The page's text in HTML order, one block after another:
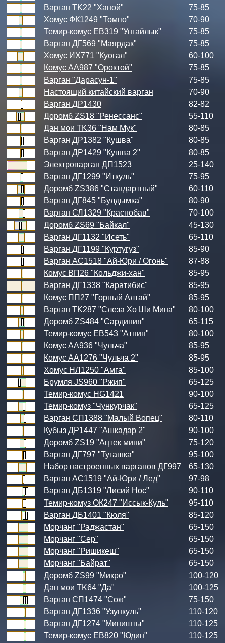
Варган TK22 "Ханой"
75-85
Хомус ФК1249 "Томпо"
70-90
Темир-комус ЕВ319 "Унгайлык"
75-85
Варган ДГ569 "Маярдак"
75-85
Хомус ИХ771 "Куогал"
60-100
Комус АА987 "Ороктой"
75-85
Варган "Дарасун-1"
75-85
Настоящий китайский варган
70-90
Варган ДР1430
82-82
Доромб ZS18 "Ренессанс"
55-110
Дан мои TK36 "Нам Мук"
80-85
Варган ДР1382 "Кушва"
80-85
Варган ДР1429 "Кушва 2"
80-85
Электроварган ДП1523
25-140
Варган ДГ1299 "Иткуль"
75-95
Доромб ZS386 "Стандартный"
60-110
Варган ДГ845 "Булдымка"
80-90
Варган СЛ1329 "Краснобав"
70-100
Доромб ZS69 "Байкал"
45-130
Варган ДГ1132 "Исеть"
65-110
Варган ДГ1199 "Куртугуз"
85-90
Варган АС1518 "Ай-Юри / Огонь"
87-88
Комус ВП26 "Кольджи-хан"
85-95
Варган ДГ1338 "Каратибис"
85-95
Комус ПП27 "Горный Алтай"
85-95
Варган TK287 "Слеза Хо Ши Мина"
80-100
Доромб ZS484 "Сардиния"
65-115
Темир-комус ЕВ543 "Атнин"
80-100
Комус АА936 "Чульча"
85-95
Комус АА1276 "Чульча 2"
85-95
Хомус НЛ1250 "Амга"
85-100
Брумля JS960 "Ржип"
65-125
Темир-комус HG1421
90-100
Темир-комуз "Чункурчак"
65-125
Варган СП1388 "Малый Вопец"
80-110
Кубыз ДР1447 "Ашкадар 2"
90-100
Доромб ZS19 "Ацтек мини"
75-120
Варган ДГ797 "Тугашка"
95-100
Набор настроенных варганов ДГ997
65-130
Варган АС1519 "Ай-Юри / Лед"
97-98
Варган ДБ1319 "Лисий Нос"
90-110
Темир-комуз ОК247 "Иссык-Куль"
95-110
Варган ДБ1401 "Кюля"
85-120
Морчанг "Раджастан"
65-150
Морчанг "Сер"
65-150
Морчанг "Ришикеш"
65-150
Морчанг "Байрат"
65-150
Доромб ZS99 "Микро"
100-120
Дан мои TK64 "Да"
100-125
Варган СП1474 "Сож"
75-150
Варган ДГ1336 "Узункуль"
110-120
Варган ДГ1274 "Миништы"
110-125
Темир-комус ЕВ820 "Юдин"
110-125